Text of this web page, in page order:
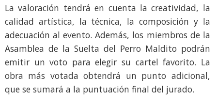
La valoración tendrá en cuenta la creatividad, la
calidad artística, la técnica, la composición y la
adecuación al evento. Además, los miembros de la
Asamblea de la Suelta del Perro Maldito podrán
emitir un voto para elegir su cartel favorito. La
obra más votada obtendrá un punto adicional,
que se sumará a la puntuación final del jurado.